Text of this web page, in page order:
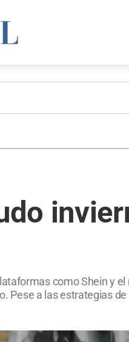
como Shein y
Pese a las estrategias